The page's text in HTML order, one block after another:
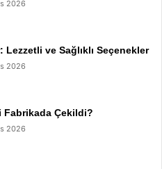
2026
Lezzetli ve Sağlıklı Seçenekler
2026
Fabrikada Çekildi?
2026